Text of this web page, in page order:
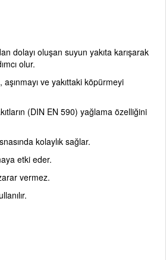
dolayı oluşan suyun yakıta karışarak
olur.
ve yakıttaki köpürmeyi
(DIN EN 590) yağlama özelliğini
kolaylık sağlar.
etki eder.
vermez.